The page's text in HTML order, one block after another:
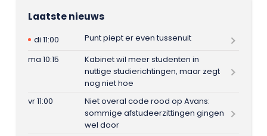
Laatste nieuws
di 11:00
Punt piept er even tussenuit
ma 10:15
Kabinet wil meer studenten in
nuttige studierichtingen, maar zegt
nog niet hoe
vr 11:00
Niet overal code rood op Avans:
sommige afstudeerzittingen gingen
wel door